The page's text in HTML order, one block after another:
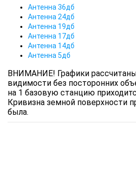
Антенна 36дб
Антенна 24дб
Антенна 19дб
Антенна 17дб
Антенна 14дб
Антенна 5дб
ВНИМАНИЕ! Графики
видимости без посторонних
на 1 базовую станцию
Кривизна земной поверхности
была.